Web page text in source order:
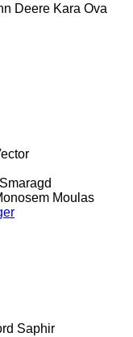
Deere Kara Ova
Smaragd
Moulas
Saphir